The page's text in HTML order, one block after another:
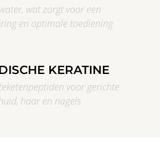
wat zorgt voor een
en optimale toediening
KERATINE
voor gerichte
haar en nagels